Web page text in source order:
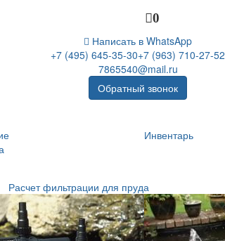
0
Написать в WhatsApp
+7 (495) 645-35-30+7 (963) 710-27-52
7865540@mail.ru
Обратный звонок
Инвентарь
Расчет фильтрации для пруда